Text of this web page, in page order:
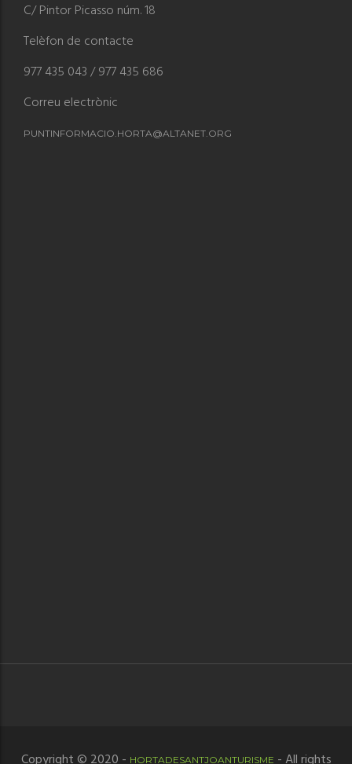
C/ Pintor Picasso núm. 18
Telèfon de contacte
977 435 043 / 977 435 686
Correu electrònic
PUNTINFORMACIO.HORTA@ALTANET.ORG
HORTADESANTJOANTURISME